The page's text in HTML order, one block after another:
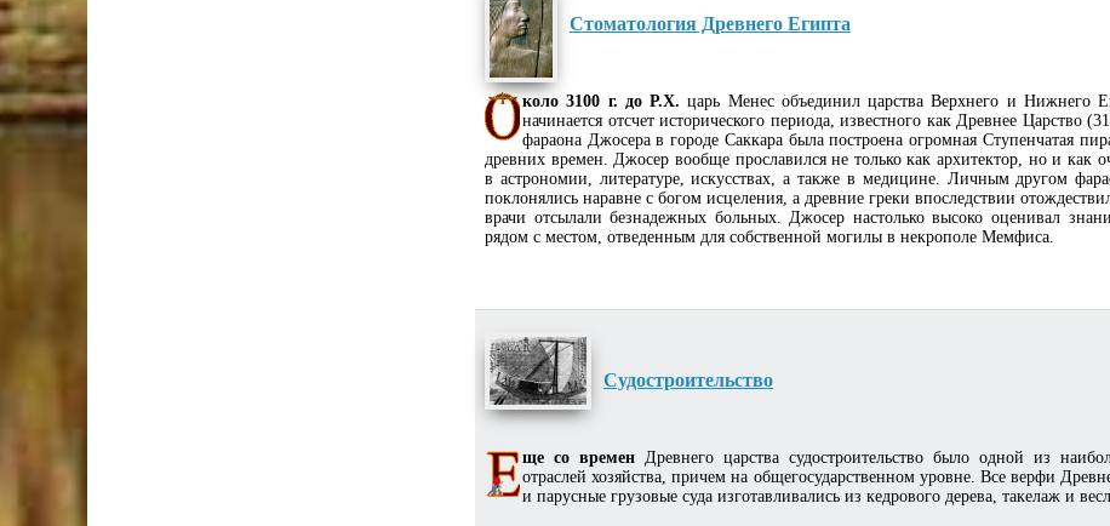
Стоматология Древнего Египта
коло 3100 г. до Р.Х. царь Менес объединил царства Верхнего и Нижнего
начинается отсчет исторического периода, известного как Древнее Царство
фараона Джосера в городе Саккара была построена огромная Ступенчатая
древних времен. Джосер вообще прославился не только как архитектор, но и как
в астрономии, литературе, искусствах, а также в медицине. Личным другом
поклонялись наравне с богом исцеления, а древние греки впоследствии
врачи отсылали безнадежных больных. Джосер настолько высоко оценивал
рядом с местом, отведенным для собственной могилы в некрополе Мемфиса.
Судостроительство
ще со времен Древнего царства судостроительство было одной из
отраслей хозяйства, причем на общегосударственном уровне. Все верфи
и парусные грузовые суда изготавливались из кедрового дерева, такелаж и